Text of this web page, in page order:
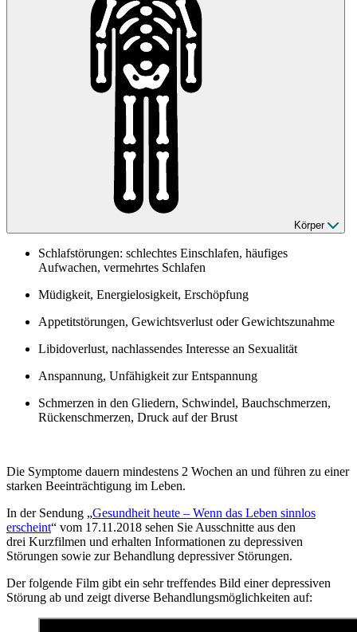
Körper
Schlafstörungen: schlechtes Einschlafen, häufiges
Aufwachen, vermehrtes Schlafen
Müdigkeit, Energielosigkeit, Erschöpfung
Appetitstörungen, Gewichtsverlust oder Gewichtszunahme
Libidoverlust, nachlassendes Interesse an Sexualität
Anspannung, Unfähigkeit zur Entspannung
Schmerzen in den Gliedern, Schwindel, Bauchschmerzen,
Rückenschmerzen, Druck auf der Brust
Die Symptome dauern mindestens 2 Wochen an und führen zu einer
starken Beeinträchtigung im Leben.
In der Sendung „Gesundheit heute – Wenn das Leben sinnlos
erscheint“ vom 17.11.2018 sehen Sie Ausschnitte aus den
drei Kurzfilmen und erhalten Informationen zu depressiven
Störungen sowie zur Behandlung depressiver Störungen.
Der folgende Film gibt ein sehr treffendes Bild einer depressiven
Störung ab und zeigt diverse Behandlungsmöglichkeiten auf: